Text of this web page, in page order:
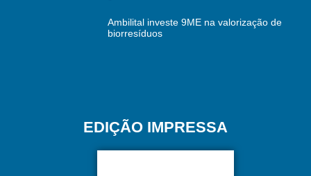
Ambilital investe 9ME na valorização de
biorresíduos
EDIÇÃO IMPRESSA